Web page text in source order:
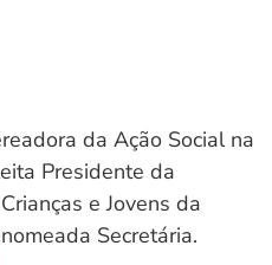
da Ação Social na
Presidente da
e Jovens da
Secretária.